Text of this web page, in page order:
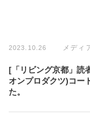
2023.10.26 メディ
[「リビング京都」
オンプロダクツ)コー
た。